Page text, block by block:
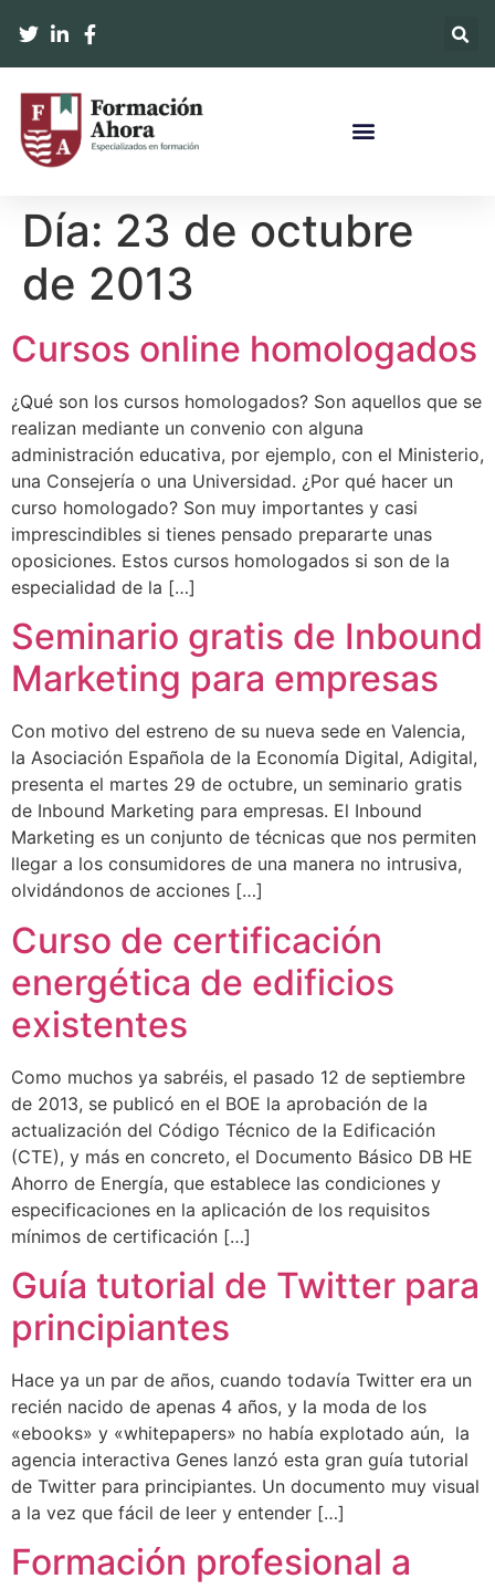
Día: 23 de octubre
de 2013
Cursos online homologados
¿Qué son los cursos homologados? Son aquellos que se
realizan mediante un convenio con alguna
administración educativa, por ejemplo, con el Ministerio,
una Consejería o una Universidad. ¿Por qué hacer un
curso homologado? Son muy importantes y casi
imprescindibles si tienes pensado prepararte unas
oposiciones. Estos cursos homologados si son de la
especialidad de la […]
Seminario gratis de Inbound
Marketing para empresas
Con motivo del estreno de su nueva sede en Valencia,
la Asociación Española de la Economía Digital, Adigital,
presenta el martes 29 de octubre, un seminario gratis
de Inbound Marketing para empresas. El Inbound
Marketing es un conjunto de técnicas que nos permiten
llegar a los consumidores de una manera no intrusiva,
olvidándonos de acciones […]
Curso de certificación
energética de edificios
existentes
Como muchos ya sabréis, el pasado 12 de septiembre
de 2013, se publicó en el BOE la aprobación de la
actualización del Código Técnico de la Edificación
(CTE), y más en concreto, el Documento Básico DB HE
Ahorro de Energía, que establece las condiciones y
especificaciones en la aplicación de los requisitos
mínimos de certificación […]
Guía tutorial de Twitter para
principiantes
Hace ya un par de años, cuando todavía Twitter era un
recién nacido de apenas 4 años, y la moda de los
«ebooks» y «whitepapers» no había explotado aún, la
agencia interactiva Genes lanzó esta gran guía tutorial
de Twitter para principiantes. Un documento muy visual
a la vez que fácil de leer y entender […]
Formación profesional a